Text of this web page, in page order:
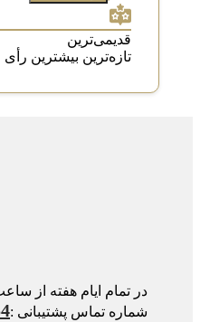
قدیمی‌ترین
تازه‌ترین بیشترین رأی
در تمام ایام هفته از ساعت- 8
شماره تماس پشتیبانی :